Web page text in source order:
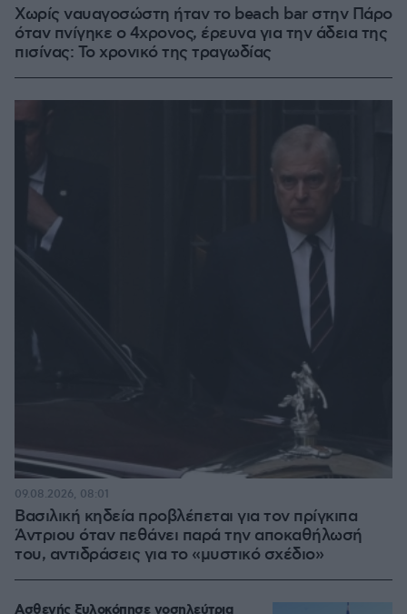
Χωρίς ναυαγοσώστη ήταν το beach bar στην Πάρο
όταν πνίγηκε ο 4χρονος, έρευνα για την άδεια της
πισίνας: Το χρονικό της τραγωδίας
Βασιλική κηδεία προβλέπεται για τον πρίγκιπα
Άντριου όταν πεθάνει παρά την αποκαθήλωσή
του, αντιδράσεις για το «μυστικό σχέδιο»
09.08.2026, 08:01
Ασθενής ξυλοκόπησε νοσηλεύτρια